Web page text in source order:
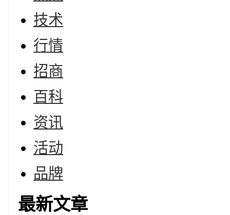
技术
行情
招商
百科
资讯
活动
品牌
最新文章